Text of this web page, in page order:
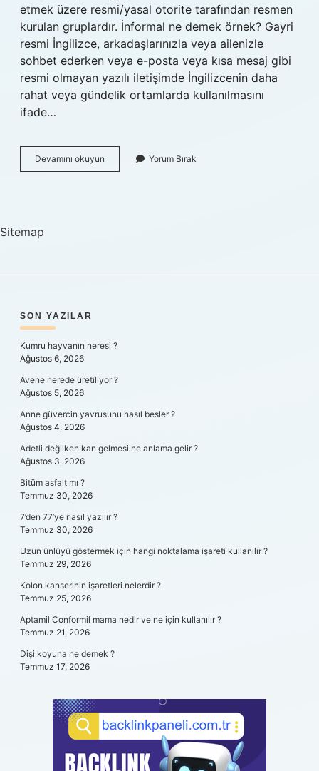
etmek üzere resmi/yasal otorite tarafından resmen
kurulan gruplardır. İnformal ne demek örnek? Gayri
resmi İngilizce, arkadaşlarınızla veya ailenizle
sohbet ederken veya e-posta veya kısa mesaj gibi
resmi olmayan yazılı iletişimde İngilizcenin daha
rahat veya gündelik ortamlarda kullanılmasını
ifade…
Devamını okuyun
Grup
Yorum Bırak
Sitemap
SIDEBAR
SON YAZILAR
Kumru hayvanın neresi ?
Ağustos 6, 2026
Avene nerede üretiliyor ?
Ağustos 5, 2026
Anne güvercin yavrusunu nasıl besler ?
Ağustos 4, 2026
Adetli değilken kan gelmesi ne anlama gelir ?
Ağustos 3, 2026
Bitüm asfalt mı ?
Temmuz 30, 2026
7’den 77’ye nasıl yazılır ?
Temmuz 30, 2026
Uzun ünlüyü göstermek için hangi noktalama işareti kullanılır ?
Temmuz 29, 2026
Kolon kanserinin işaretleri nelerdir ?
Temmuz 25, 2026
Aptamil Conformil mama nedir ve ne için kullanılır ?
Temmuz 21, 2026
Dişi koyuna ne demek ?
Temmuz 17, 2026